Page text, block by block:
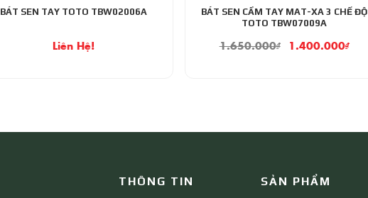
BÁT SEN TAY TOTO TBW02006A
Liên Hệ!
BÁT SEN CẦM TAY MAT-XA 3 CHẾ ĐỘ
TOTO TBW07009A
1.650.000₫ 1.400.000₫
THÔNG TIN SẢN PHẨM